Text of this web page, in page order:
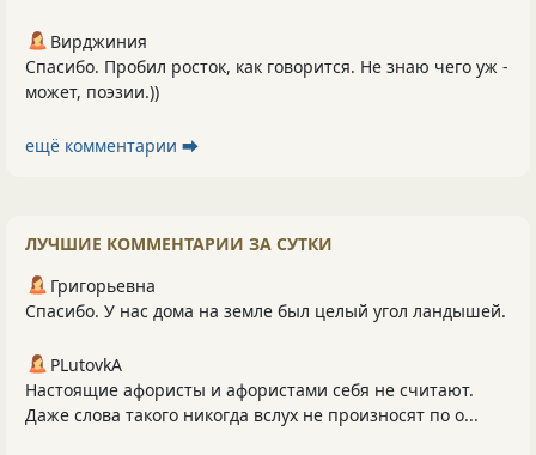
Вирджиния
Спасибо. Пробил росток, как говорится. Не знаю чего уж -
может, поэзии.))
ещё комментарии ⮕
ЛУЧШИЕ КОММЕНТАРИИ ЗА СУТКИ
Григорьевна
Спасибо. У нас дома на земле был целый угол ландышей.
PLutоvkА
Настоящие афористы и афористами себя не считают.
Даже слова такого никогда вслух не произносят по о...